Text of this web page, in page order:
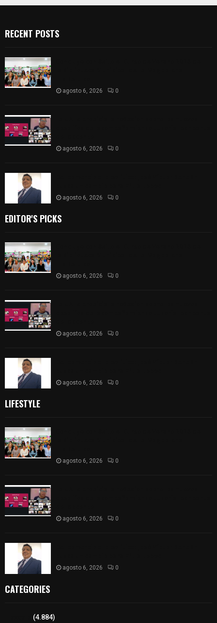
RECENT POSTS
agosto 6, 2026 0
agosto 6, 2026 0
agosto 6, 2026 0
EDITOR'S PICKS
agosto 6, 2026 0
agosto 6, 2026 0
agosto 6, 2026 0
LIFESTYLE
agosto 6, 2026 0
agosto 6, 2026 0
agosto 6, 2026 0
CATEGORIES
(4.884)